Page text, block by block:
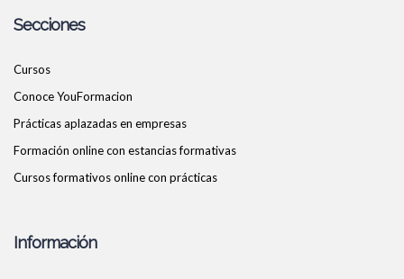
Secciones
Cursos
Conoce YouFormacion
Prácticas aplazadas en empresas
Formación online con estancias formativas
Cursos formativos online con prácticas
Información